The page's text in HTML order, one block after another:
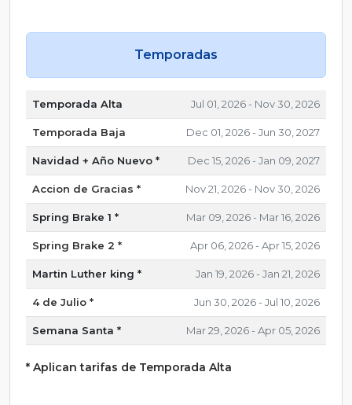
Temporadas
Temporada Alta Jul 01, 2026 - Nov 30, 2026
Temporada Baja Dec 01, 2026 - Jun 30, 2027
Navidad + Año Nuevo * Dec 15, 2026 - Jan 09, 2027
Accion de Gracias * Nov 21, 2026 - Nov 30, 2026
Spring Brake 1 * Mar 09, 2026 - Mar 16, 2026
Spring Brake 2 * Apr 06, 2026 - Apr 15, 2026
Martin Luther king * Jan 19, 2026 - Jan 21, 2026
4 de Julio * Jun 30, 2026 - Jul 10, 2026
Semana Santa * Mar 29, 2026 - Apr 05, 2026
* Aplican tarifas de Temporada Alta